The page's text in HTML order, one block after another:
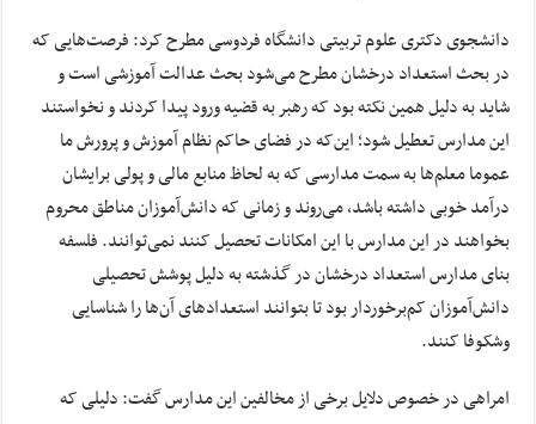
دانشجوی دکتری علوم تربیتی دانشگاه فردوسی مطرح کرد: فرصت‌هایی که
در بحث استعداد درخشان مطرح می‌شود بحث عدالت آموزشی است و
شاید به دلیل همین نکته بود که رهبر به قضیه ورود پیدا کردند و نخواستند
این مدارس تعطیل شود؛ این‌که در فضای حاکم نظام آموزش و پرورش ما
عموما معلم‌ها به سمت مدارسی که به لحاظ منابع مالی و پولی برایشان
درآمد خوبی داشته باشد، می‌روند و زمانی که دانش‌آموزان مناطق محروم
بخواهند در این مدارس با این امکانات تحصیل کنند نمی‌توانند. فلسفه
بنای مدارس استعداد درخشان در گذشته به دلیل پوشش تحصیلی
دانش‌آموزان کم‌برخوردار بود تا بتوانند استعدادهای آن‌ها را شناسایی
وشکوفا کنند.
امراهی در خصوص دلایل برخی از مخالفین این مدارس گفت: دلیلی که